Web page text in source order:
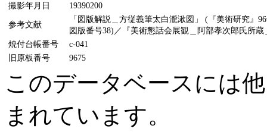
撮影年月日
19390200
参考文献
「図版解説＿方従義筆太白瀧湫図」 (『美術研究』
図版番号38)／『美術懇話会展観＿阿部孝次郎氏所
焼付台帳番号
c-041
旧原板番号
9675
このデータベースには
まれています。